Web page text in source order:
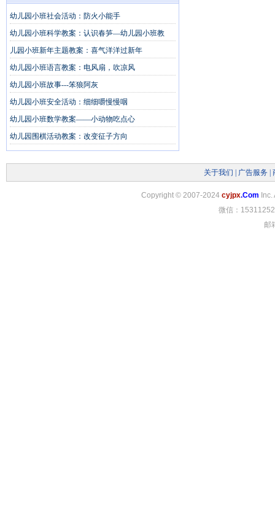
幼儿园小班社会活动：防火小能手
幼儿园小班科学教案：认识春笋—幼儿园小班教
儿园小班新年主题教案：喜气洋洋过新年
幼儿园小班语言教案：电风扇，吹凉风
幼儿园小班故事---笨狼阿灰
幼儿园小班安全活动：细细嚼慢慢咽
幼儿园小班数学教案——小动物吃点心
幼儿园围棋活动教案：改变征子方向
关于我们 广告服务
Copyright © 2007-2024 cyjpx.Com
微信：
邮